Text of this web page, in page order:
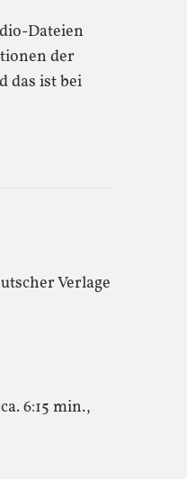
Dateien
der
das ist bei
Verlage
6:15 min.,